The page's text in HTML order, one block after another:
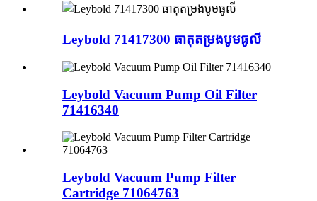
Leybold 71417300 ធាតុតម្រងបូមធូលី
Leybold Vacuum Pump Oil Filter
71416340
Leybold Vacuum Pump Filter
Cartridge 71064763